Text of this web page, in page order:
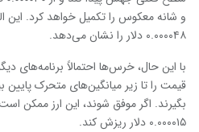
و شانه معکوس را تکمیل خواهد کرد.
۰.۰۰۰۰۴۸ دلار را نشان می‌دهد.
با این حال، خرس‌ها احتمالاً برنامه‌های
قیمت را تا زیر میانگین‌های متحرک پایین
۰.۰۰۰۰۱۵ دلار ریزش کند.